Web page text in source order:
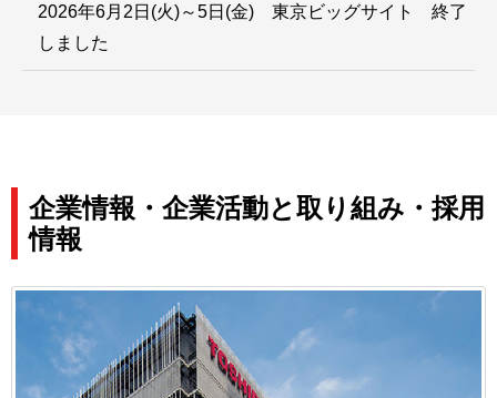
2026年6月2日(火)～5日(金) 東京ビッグサイト 終了
しました
企業情報・企業活動と取り組み・採用
情報